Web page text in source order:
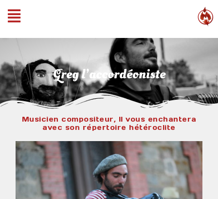
Greg l’accordéoniste
Musicien compositeur, Il vous enchantera
avec son répertoire hétéroclite